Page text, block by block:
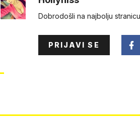
Dobrodošli na najbolju
PRIJAVI SE